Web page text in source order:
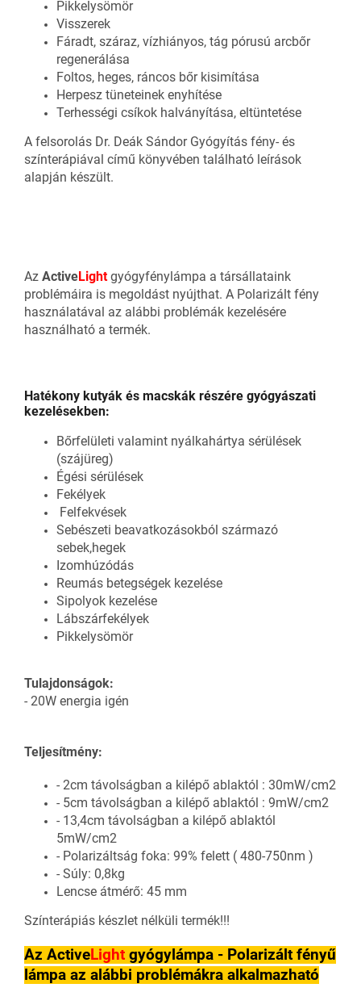
Pikkelysömör
Visszerek
Fáradt, száraz, vízhiányos, tág pórusú arcbőr
regenerálása
Foltos, heges, ráncos bőr kisimítása
Herpesz tüneteinek enyhítése
Terhességi csíkok halványítása, eltüntetése
A felsorolás Dr. Deák Sándor Gyógyítás fény- és
színterápiával című könyvében található leírások
alapján készült.
Az ActiveLightgyógyfénylámpa a társállataink
problémáira is megoldást nyújthat. A Polarizált fény
használatával az alábbi problémák kezelésére
használható a termék.
Hatékony kutyák és macskák részére gyógyászati
kezelésekben:
Bőrfelületi valamint nyálkahártya sérülések
(szájüreg)
Égési sérülések
Fekélyek
Felfekvések
Sebészeti beavatkozásokból származó
sebek,hegek
Izomhúzódás
Reumás betegségek kezelése
Sipolyok kezelése
Lábszárfekélyek
Pikkelysömör
Tulajdonságok:
- 20W energia igén
Teljesítmény:
- 2cm távolságban a kilépő ablaktól : 30mW/cm2
- 5cm távolságban a kilépő ablaktól : 9mW/cm2
- 13,4cm távolságban a kilépő ablaktól
5mW/cm2
- Polarizáltság foka: 99% felett ( 480-750nm )
- Súly: 0,8kg
Lencse átmérő: 45 mm
Színterápiás készlet nélküli termék!!!
Az ActiveLight gyógylámpa - Polarizált fényű
lámpa az alábbi problémákra alkalmazható